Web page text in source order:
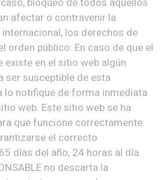
afectar o contravenir la
los derechos de
orden público. En caso de que el
existe en el sitio web algún
ser susceptible de esta
lo notifique de forma inmediata
web. Este sitio web se ha
que funcione correctamente.
el correcto
días del año, 24 horas al día.
no descarta la